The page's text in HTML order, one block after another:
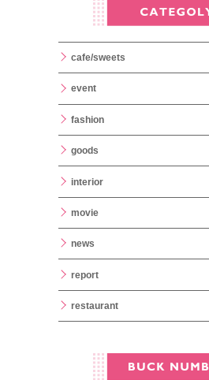
cafe/sweets
event
fashion
goods
interior
movie
news
report
restaurant